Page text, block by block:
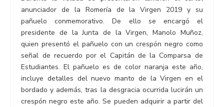
anunciador de la Romería de la Virgen 2019 y su
pañuelo conmemorativo. De ello se encargó el
presidente de la Junta de la Virgen, Manolo Muñoz,
quien presentó el pañuelo con un crespón negro como
señal de recuerdo por el Capitán de la Comparsa de
Estudiantes. El pañuelo es de color naranja este año,
incluye detalles del nuevo manto de la Virgen en el
bordado y además, tras la desgracia ocurrida lucirán un
crespón negro este año. Se pueden adquirir a partir del